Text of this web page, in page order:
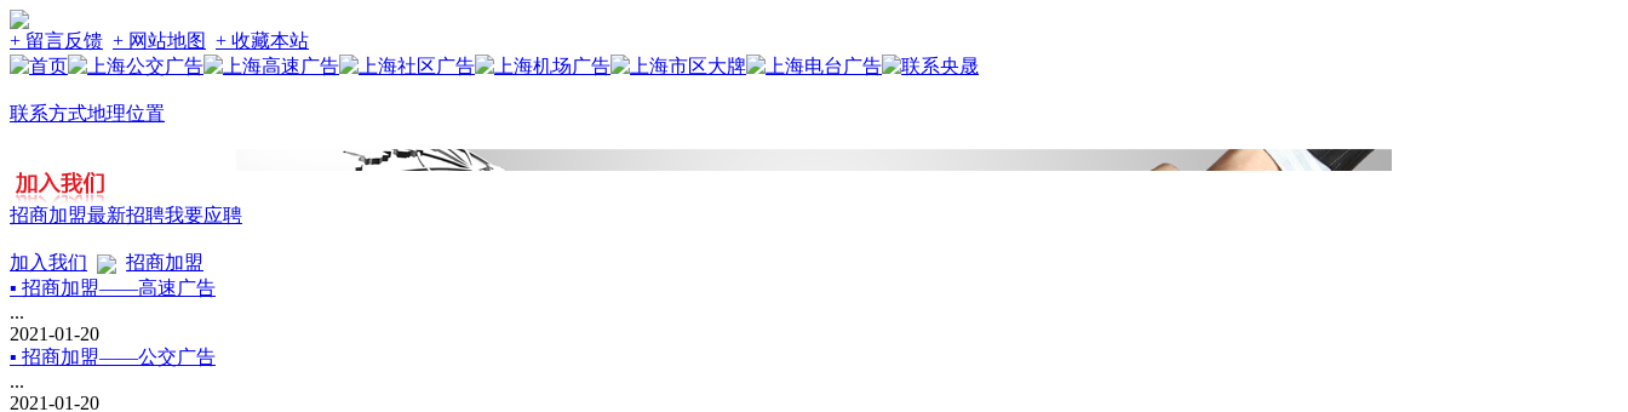
+ 留言反馈 + 网站地图 + 收藏本站
联系方式地理位置
招商加盟最新招聘我要应聘
加入我们
招商加盟
▪ 招商加盟——高速广告
...
2021-01-20
▪ 招商加盟——公交广告
...
2021-01-20